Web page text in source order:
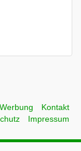
Werbung
Kontakt
Impressum